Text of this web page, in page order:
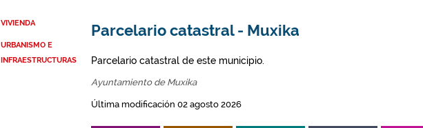
VIVIENDA
URBANISMO E
INFRAESTRUCTURAS
Parcelario catastral - Muxika
Parcelario catastral de este municipio.
Ayuntamiento de Muxika
Última modificación 02 agosto 2026